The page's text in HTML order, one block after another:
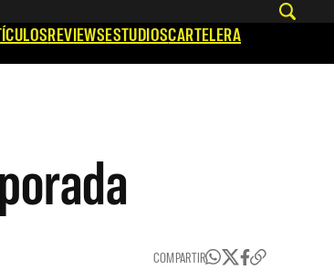
REVIEWSESTUDIOSCARTELERA
COMPARTIR